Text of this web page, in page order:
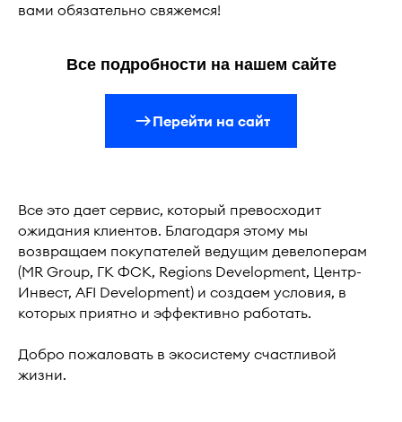
вами обязательно свяжемся!
Все подробности на нашем сайте
Перейти на сайт
Все это дает сервис, который превосходит
ожидания клиентов. Благодаря этому мы
возвращаем покупателей ведущим девелоперам
(MR Group, ГК ФСК, Regions Development, Центр-
Инвест, AFI Development) и создаем условия, в
которых приятно и эффективно работать.
Добро пожаловать в экосистему счастливой
жизни.